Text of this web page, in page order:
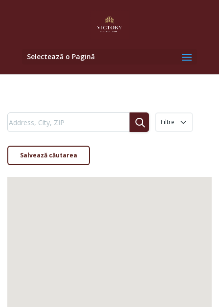
Selectează o Pagină
Filtre
Salvează căutarea